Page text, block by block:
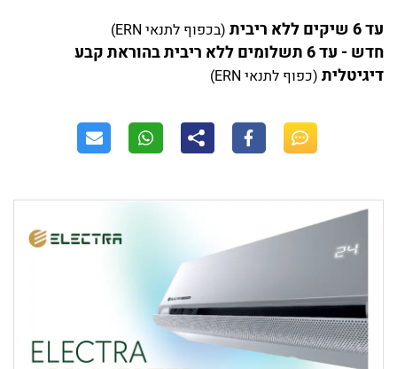
עד 6 שיקים ללא ריבית (בכפוף לתנאי ERN)
חדש - עד 6 תשלומים ללא ריבית בהוראת קבע
דיגיטלית (כפוף לתנאי ERN)